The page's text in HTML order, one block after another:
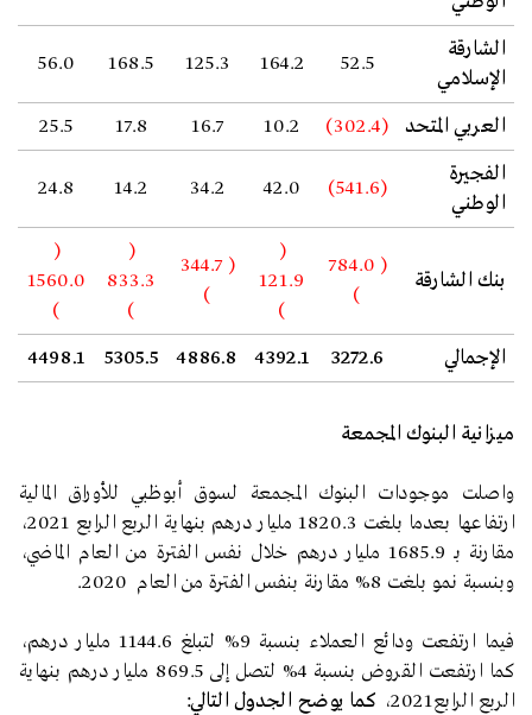
الشارقة
الإسلامي
52.5
164.2
125.3
168.5
56.0
العربي المتحد (302.4)
10.2
16.7
17.8
25.5
الفجيرة
الوطني
(541.6)
42.0
34.2
14.2
24.8
بنك الشارقة
( 784.0
)
(
121.9
)
( 344.7
)
(
833.3
)
(
1560.0
)
الإجمالي
3272.6
4392.1
4886.8
5305.5
4498.1
ميزانية البنوك المجمعة
واصلت موجودات البنوك المجمعة لسوق أبوظبي للأوراق المالية
ارتفاعها بعدما بلغت 1820.3 مليار درهم بنهاية الربع الرابع 2021،
مقارنة بـ 1685.9 مليار درهم خلال نفس الفترة من العام الماضي،
وبنسبة نمو بلغت 8% مقارنة بنفس الفترة من العام 2020.
فيما ارتفعت ودائع العملاء بنسبة 9% لتبلغ 1144.6 مليار درهم،
كما ارتفعت القروض بنسبة 4% لتصل إلى 869.5 مليار درهم بنهاية
الربع الرابع2021،
كما يوضح الجدول التالي: